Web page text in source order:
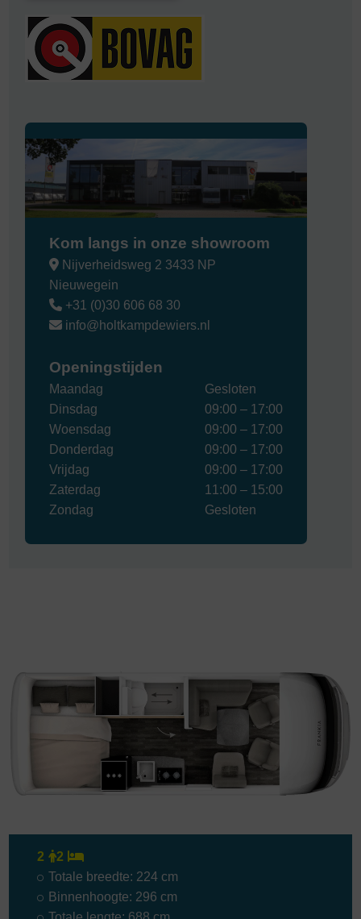
Kom langs in onze showroom
Nijverheidsweg 2 3433 NP
Nieuwegein
+31 (0)30 606 68 30
info@holtkampdewiers.nl
Openingstijden
Maandag
Dinsdag
Woensdag
Donderdag
Vrijdag
Zaterdag
Zondag
Gesloten
09:00 – 17:00
09:00 – 17:00
09:00 – 17:00
09:00 – 17:00
11:00 – 15:00
Gesloten
2
2
Totale breedte: 224 cm
Binnenhoogte: 296 cm